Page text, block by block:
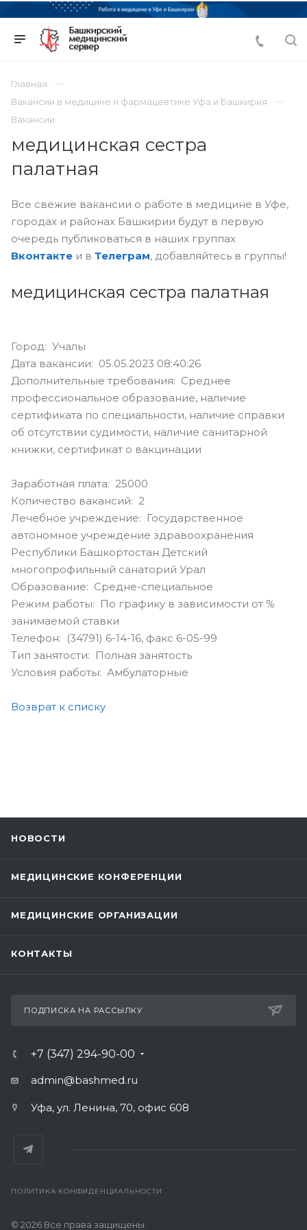
Главная
Вакансии в медицине и фармацевтике Уфа и Башкирия
Вакансии
медицинская сестра
палатная
Все свежие вакансии о работе в медицине в Уфе,
городах и районах Башкирии будут в первую
очередь публиковаться в наших группах
Вконтакте и в Телеграм, добавляйтесь в группы!
медицинская сестра палатная
Город: Учалы
Дата вакансии: 05.05.2023 08:40:26
Дополнительные требования: Среднее
профессиональное образование, наличие
сертификата по специальности, наличие справки
об отсутствии судимости, наличие санитарной
книжки, сертификат о вакцинации
Заработная плата: 25000
Количество вакансий: 2
Лечебное учреждение: Государственное
автономное учреждение здравоохранения
Республики Башкортостан Детский
многопрофильный санаторий Урал
Образование: Средне-специальное
Режим работы: По графику в зависимости от %
занимаемой ставки
Телефон: (34791) 6-14-16, факс 6-05-99
Тип занятости: Полная занятость
Условия работы: Амбулаторные
Возврат к списку
НОВОСТИ
МЕДИЦИНСКИЕ КОНФЕРЕНЦИИ
МЕДИЦИНСКИЕ ОРГАНИЗАЦИИ
КОНТАКТЫ
ПОДПИСКА НА РАССЫЛКУ
+7 (347) 294-90-00
admin@bashmed.ru
Уфа, ул. Ленина, 70, офис 608
ПОЛИТИКА КОНФИДЕНЦИАЛЬНОСТИ
© 2026 Все права защищены.